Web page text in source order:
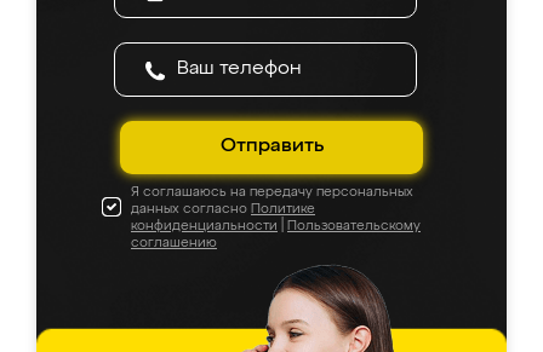
Отправить
Я соглашаюсь на передачу персональных
данных согласно Политике
конфиденциальности
Пользовательскому
соглашению